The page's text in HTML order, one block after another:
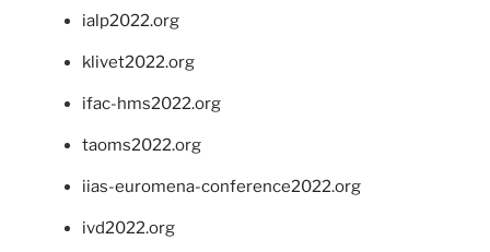
ialp2022.org
klivet2022.org
ifac-hms2022.org
taoms2022.org
iias-euromena-conference2022.org
ivd2022.org